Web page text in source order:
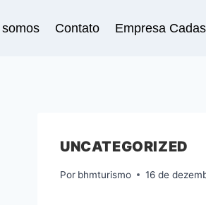
Contato Empresa
UNCATEGORIZED
Por bhmturismo 16 de